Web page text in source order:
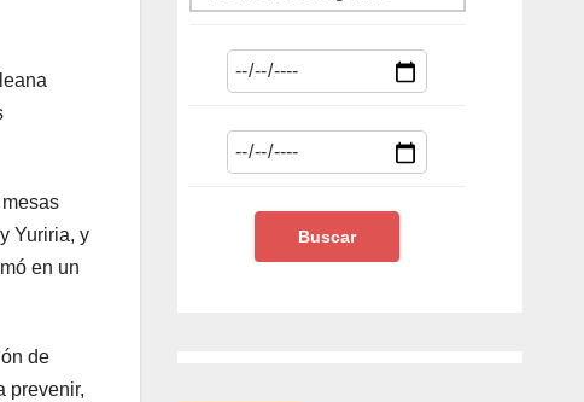
Yuriria, y
en un
de
prevenir,